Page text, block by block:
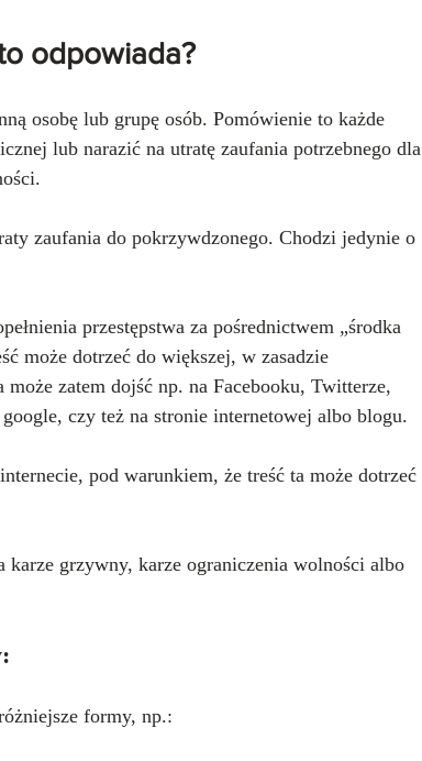
odpowiada?
osobę lub grupę osób. Pomówienie to każde
lub narazić na utratę zaufania potrzebnego dla
zaufania do pokrzywdzonego. Chodzi jedynie o
przestępstwa za pośrednictwem „środka
może dotrzeć do większej, w zasadzie
zatem dojść np. na Facebooku, Twitterze,
czy też na stronie internetowej albo blogu.
pod warunkiem, że treść ta może dotrzeć
karze grzywny, karze ograniczenia wolności albo
formy, np.: